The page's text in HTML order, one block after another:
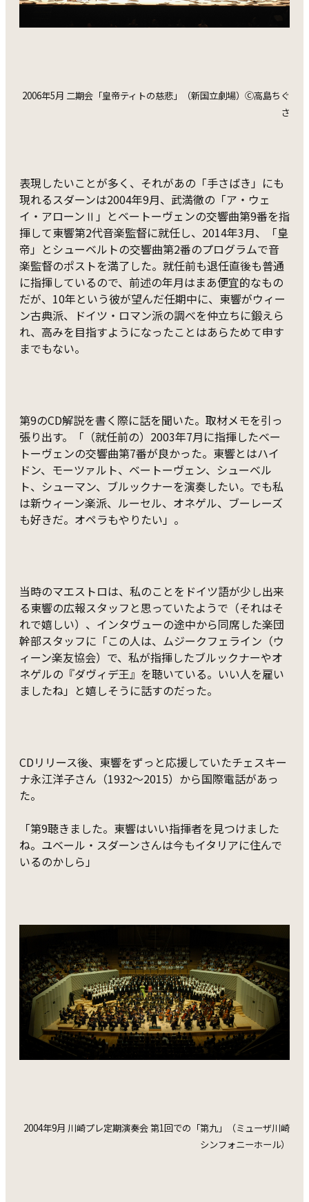
2006年5月 二期会「皇帝ティトの慈悲」（新国立劇場）Ⓒ高島ちぐ
さ
表現したいことが多く、それがあの「手さばき」にも
現れるスダーンは2004年9月、武満徹の「ア・ウェ
イ・アローンⅡ」とベートーヴェンの交響曲第9番を指
揮して東響第2代音楽監督に就任し、2014年3月、「皇
帝」とシューベルトの交響曲第2番のプログラムで音
楽監督のポストを満了した。就任前も退任直後も普通
に指揮しているので、前述の年月はまあ便宜的なもの
だが、10年という彼が望んだ任期中に、東響がウィー
ン古典派、ドイツ・ロマン派の調べを仲立ちに鍛えら
れ、高みを目指すようになったことはあらためて申す
までもない。
第9のCD解説を書く際に話を聞いた。取材メモを引っ
張り出す。「（就任前の）2003年7月に指揮したベー
トーヴェンの交響曲第7番が良かった。東響とはハイ
ドン、モーツァルト、ベートーヴェン、シューベル
ト、シューマン、ブルックナーを演奏したい。でも私
は新ウィーン楽派、ルーセル、オネゲル、ブーレーズ
も好きだ。オペラもやりたい」。
当時のマエストロは、私のことをドイツ語が少し出来
る東響の広報スタッフと思っていたようで（それはそ
れで嬉しい）、インタヴューの途中から同席した楽団
幹部スタッフに「この人は、ムジークフェライン（ウ
ィーン楽友協会）で、私が指揮したブルックナーやオ
ネゲルの『ダヴィデ王』を聴いている。いい人を雇い
ましたね」と嬉しそうに話すのだった。
CDリリース後、東響をずっと応援していたチェスキー
ナ永江洋子さん（1932～2015）から国際電話があっ
た。
「第9聴きました。東響はいい指揮者を見つけました
ね。ユベール・スダーンさんは今もイタリアに住んで
いるのかしら」
2004年9月 川崎プレ定期演奏会 第1回での「第九」（ミューザ川崎
シンフォニーホール）